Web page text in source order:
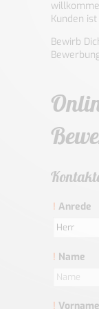
Kunden
Bewirb
! Anrede
Herr
! Name
! Vorname